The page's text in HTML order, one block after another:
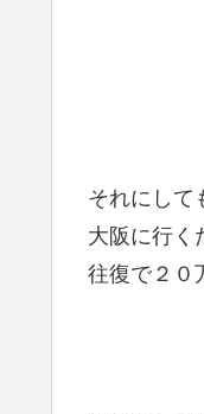
それにして
大阪に行く
往復で２０